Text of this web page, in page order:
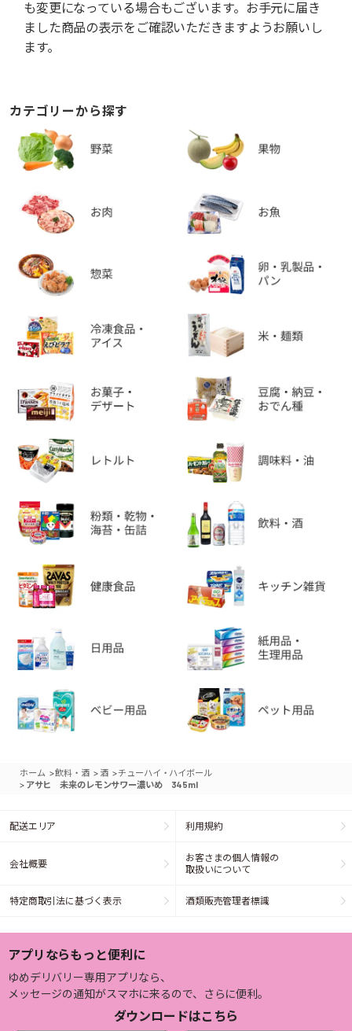
も変更になっている場合もございます。お手元に届き
ました商品の表示をご確認いただきますようお願いし
ます。
カテゴリーから探す
ホーム >飲料・酒 > 酒 >チューハイ・ハイボール
> アサヒ 未来のレモンサワー濃いめ 345ml
配送エリア 利用規約
会社概要
お客さまの個人情報の
取扱いについて
特定商取引法に基づく表示 酒類販売管理者標識
アプリならもっと便利に
ゆめデリバリー専用アプリなら、
メッセージの通知がスマホに来るので、さらに便利。
ダウンロードはこちら